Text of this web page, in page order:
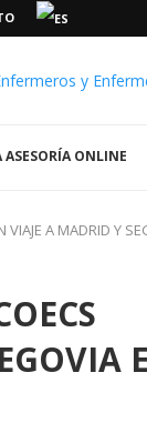
ASESORÍA ONLINE
A MADRID Y